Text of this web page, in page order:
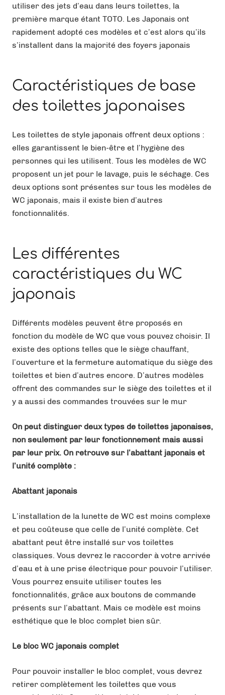
utiliser des jets d’eau dans leurs toilettes, la
première marque étant TOTO. Les Japonais ont
rapidement adopté ces modèles et c’est alors qu’ils
s’installent dans la majorité des foyers japonais
Caractéristiques de base
des toilettes japonaises
Les toilettes de style japonais offrent deux options :
elles garantissent le bien-être et l’hygiène des
personnes qui les utilisent. Tous les modèles de WC
proposent un jet pour le lavage, puis le séchage. Ces
deux options sont présentes sur tous les modèles de
WC japonais, mais il existe bien d’autres
fonctionnalités.
Les différentes
caractéristiques du WC
japonais
Différents modèles peuvent être proposés en
fonction du modèle de WC que vous pouvez choisir. Il
existe des options telles que le siège chauffant,
l’ouverture et la fermeture automatique du siège des
toilettes et bien d’autres encore. D’autres modèles
offrent des commandes sur le siège des toilettes et il
y a aussi des commandes trouvées sur le mur
On peut distinguer deux types de toilettes japonaises,
non seulement par leur fonctionnement mais aussi
par leur prix. On retrouve sur l’abattant japonais et
l’unité complète :
Abattant japonais
L’installation de la lunette de WC est moins complexe
et peu coûteuse que celle de l’unité complète. Cet
abattant peut être installé sur vos toilettes
classiques. Vous devrez le raccorder à votre arrivée
d’eau et à une prise électrique pour pouvoir l’utiliser.
Vous pourrez ensuite utiliser toutes les
fonctionnalités, grâce aux boutons de commande
présents sur l’abattant. Mais ce modèle est moins
esthétique que le bloc complet bien sûr.
Le bloc WC japonais complet
Pour pouvoir installer le bloc complet, vous devrez
retirer complètement les toilettes que vous